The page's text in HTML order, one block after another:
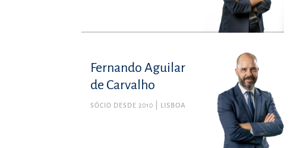
belen.adell@uria.com
+34915860400
Fernando Aguilar
de Carvalho
SÓCIO DESDE 2010 LISBOA